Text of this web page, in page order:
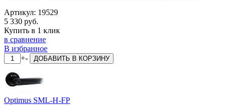
Артикул: 19529
5 330 руб.
Купить в 1 клик
в сравнение
В избранное
+- ДОБАВИТЬ В КОРЗИНУ
Optimus SML-H-FP